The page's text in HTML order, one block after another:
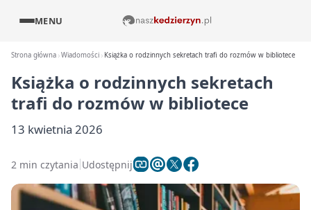
MENU
Strona główna Wiadomości Książka o rodzinnych sekretach trafi do rozmów w bibliotece
Książka o rodzinnych sekretach
trafi do rozmów w bibliotece
13 kwietnia 2026
2 min czytania Udostępnij